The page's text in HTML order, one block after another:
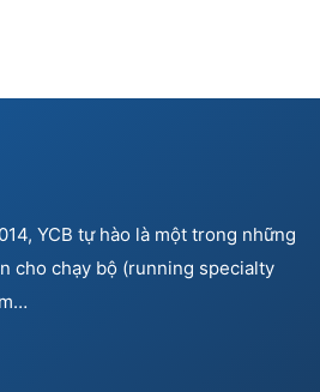
YCB tự hào là một trong những
cho chạy bộ (running specialty